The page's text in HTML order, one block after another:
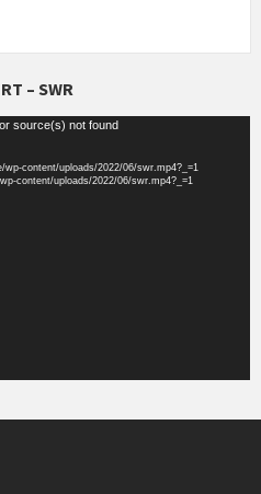
– SWR
source(s) not found
content/uploads/2022/06/swr.mp4?_=1
content/uploads/2022/06/swr.mp4?_=1